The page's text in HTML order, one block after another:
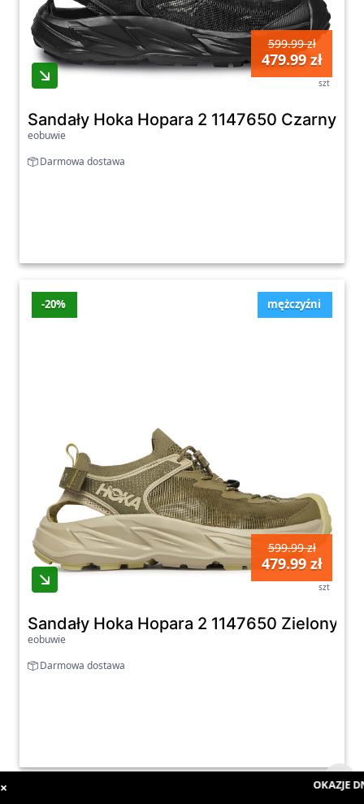
599.99 zł
479.99 zł
szt
Sandały Hoka Hopara 2 1147650 Czarny -
eobuwie
Darmowa dostawa
mężczyźni
-20%
599.99 zł
479.99 zł
szt
Sandały Hoka Hopara 2 1147650 Zielony -
eobuwie
Darmowa dostawa
× OKAZJE